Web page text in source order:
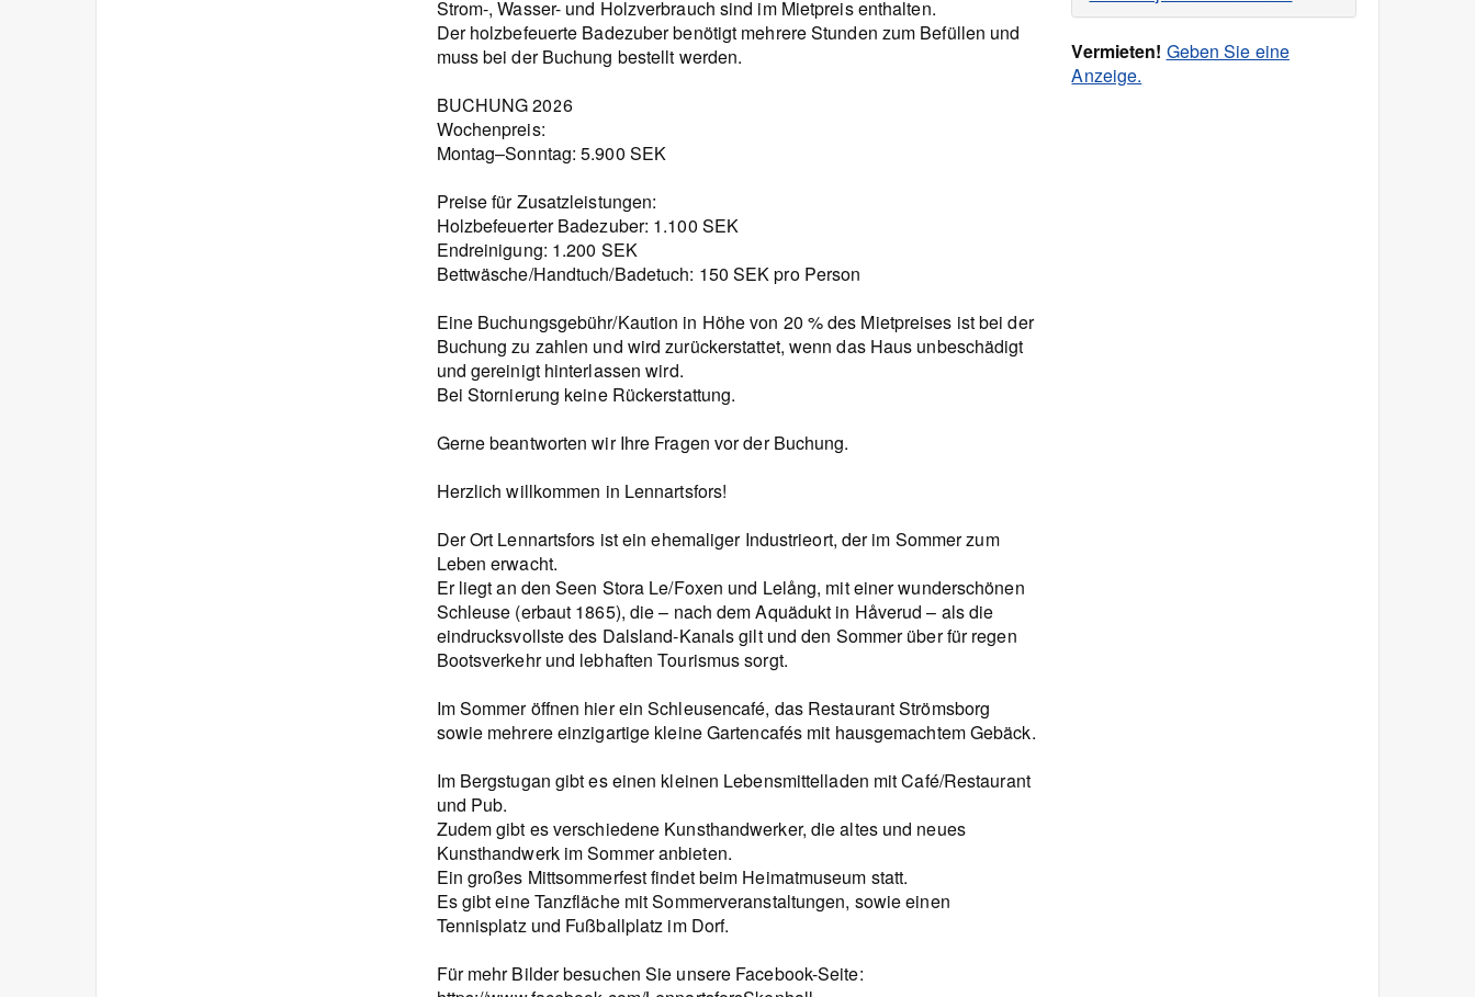
Strom-, Wasser- und Holzverbrauch sind im Mietpreis enthalten.
Der holzbefeuerte Badezuber benötigt mehrere Stunden zum Befüllen und
muss bei der Buchung bestellt werden.
BUCHUNG 2026
Wochenpreis:
Montag–Sonntag: 5.900 SEK
Preise für Zusatzleistungen:
Holzbefeuerter Badezuber: 1.100 SEK
Endreinigung: 1.200 SEK
Bettwäsche/Handtuch/Badetuch: 150 SEK pro Person
Eine Buchungsgebühr/Kaution in Höhe von 20 % des Mietpreises ist bei der
Buchung zu zahlen und wird zurückerstattet, wenn das Haus unbeschädigt
und gereinigt hinterlassen wird.
Bei Stornierung keine Rückerstattung.
Gerne beantworten wir Ihre Fragen vor der Buchung.
Herzlich willkommen in Lennartsfors!
Der Ort Lennartsfors ist ein ehemaliger Industrieort, der im Sommer zum
Leben erwacht.
Er liegt an den Seen Stora Le/Foxen und Lelång, mit einer wunderschönen
Schleuse (erbaut 1865), die – nach dem Aquädukt in Håverud – als die
eindrucksvollste des Dalsland-Kanals gilt und den Sommer über für regen
Bootsverkehr und lebhaften Tourismus sorgt.
Im Sommer öffnen hier ein Schleusencafé, das Restaurant Strömsborg
sowie mehrere einzigartige kleine Gartencafés mit hausgemachtem Gebäck.
Im Bergstugan gibt es einen kleinen Lebensmittelladen mit Café/Restaurant
und Pub.
Zudem gibt es verschiedene Kunsthandwerker, die altes und neues
Kunsthandwerk im Sommer anbieten.
Ein großes Mittsommerfest findet beim Heimatmuseum statt.
Es gibt eine Tanzfläche mit Sommerveranstaltungen, sowie einen
Tennisplatz und Fußballplatz im Dorf.
Für mehr Bilder besuchen Sie unsere Facebook-Seite:
Vermieten! Geben Sie eine
Anzeige.